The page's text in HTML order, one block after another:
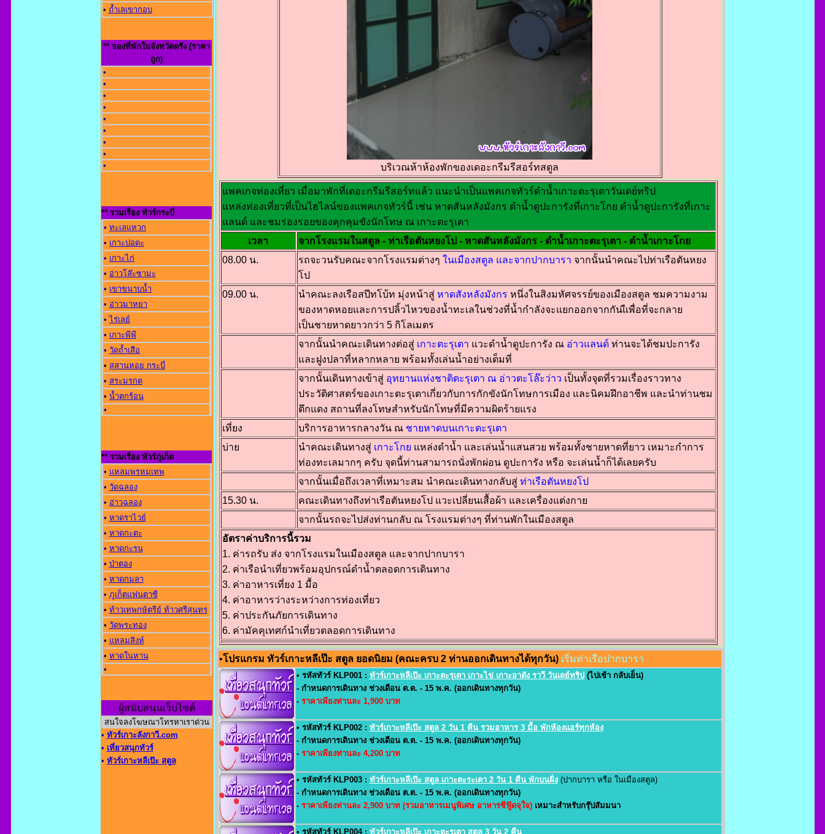
• ถ้ำเลเขากอบ
** จองที่พักในจังหวัดตรัง (ราคา
ถูก)
•
•
•
•
•
•
•
•
•
** รวมเรื่อง ทัวร์กระบี่
• ทะเลแหวก
• เกาะปอดะ
• เกาะไก่
• อ่าวโล๊ะซามะ
• เขาขนาบน้ำ
• อ่าวมาหยา
• ไร่เลย์
• เกาะพีพี
• วัดถ้ำเสือ
• สุสานหอย กระบี่
• สระมรกต
• น้ำตกร้อน
•
** รวมเรื่อง ทัวร์ภูเก็ต
• แหลมพรหมเทพ
• วัดฉลอง
• อ่าวฉลอง
• หาดราไวย์
• หาดกะตะ
• หาดกะรน
• ป่าตอง
• หาดกมลา
• ภูเก็ตแฟนตาซี
• ท้าวเทพกษัตรีย์ ท้าวศรีสุนทร
• วัดพระทอง
• แหลมสิงห์
• หาดในหาน
•
ผู้สนับสนุนเว็บไซต์
สนใจลงโฆษณาโทรหาเราด่วน
• ทัวร์เกาะลังกาวี.com
• เที่ยวสนุกทัวร์
• ทัวร์เกาะหลีเป๊ะ สตูล
บริเวณห้าห้องพักของเดอะกรีมรีสอร์ทสตูล
แพคเกจท่องเที่ยว เมื่อมาพักที่เดอะกรีมรีสอร์ทแล้ว แนะนำเป็นแพคเกจทัวร์ดำน้ำเกาะตะรุเตาวันเดย์ทริป
แหล่งท่องเที่ยวที่เป็นไฮไลน์ของแพคเกจทัวร์นี้ เช่น หาดสันหลังมังกร ดำน้ำดูปะการังที่เกาะโกย ดำน้ำดูปะการังที่เกาะ
แลนด์ และชมร่องรอยของคุกคุมขังนักโทษ ณ เกาะตะรุเตา
เวลา
จากโรงแรมในสตูล - ท่าเรือตันหยงโป - หาดสันหลังมังกร - ดำน้ำเกาะตะรุเตา - ดำน้ำเกาะโกย
08.00 น.
รถจะวนรับคณะจากโรงแรมต่างๆ ในเมืองสตูล และจากปากบารา จากนั้นนำคณะไปท่าเรือตันหยง
โป
09.00 น.
นำคณะลงเรือสปีทโบ้ท มุ่งหน้าสู่ หาดสังหลังมังกร หนึ่งในสิงมหัศจรรย์ของเมืองสตูล ชมความงาม
ของหาดหอยและการปลิ้วไหวของน้ำทะเลในช่วงที่น้ำกำลังจะแยกออกจากกันเืเพื่อที่จะกลาย
เป็นชายหาดยาวกว่า 5 กิโลเมตร
จากนั้นนำคณะเดินทางต่อสู่ เกาะตะรุเตา แวะดำน้ำดูปะการัง ณ อ่าวแลนด์ ท่านจะได้ชมปะการัง
และฝูงปลาที่หลากหลาย พร้อมทั้งเล่นน้ำอย่างเต็มที่
จากนั้นเดินทางเข้าสู่ อุทยานแห่งชาติตะรุเตา ณ อ่าวตะโล๊ะว่าว เป็นทั้งจุดที่รวมเรื่องราวทาง
ประวัติศาสตร์ของเกาะตะรุเตาเกี่ยวกับการกักขังนักโทษการเมือง และนิคมฝึกอาชีพ และนำท่านชม
ตึกแดง สถานที่ลงโทษสำหรับนักโทษที่มีความผิดร้ายแรง
เที่ยง
บริการอาหารกลางวัน ณ ชายหาดบนเกาะตะรุเตา
บ่าย
นำคณะเดินทางสู่ เกาะโกย แหล่งดำน้ำ และเล่นน้ำแสนสวย พร้อมทั้งชายหาดที่ยาว เหมาะกำการ
ท่องทะเลมากๆ ครับ จุดนี้ท่านสามารถนั่งพักผ่อน ดูปะการัง หรือ จะเล่นน้ำก็ได้เลยครับ
จากนั้นเมื่อถึงเวลาที่เหมาะสม นำคณะเดินทางกลับสู่ ท่าเรือตันหยงโป
15.30 น.
คณะเดินทางถึงท่าเรือตันหยงโป แวะเปลี่ยนเสื้อผ้า และเครื่องแต่งกาย
จากนั้นรถจะไปส่งท่านกลับ ณ โรงแรมต่างๆ ที่ท่านพักในเมืองสตูล
อัตราค่าบริการนี้รวม
1. ค่ารถรับ ส่ง จากโรงแรมในเมืองสตูล และจากปากบารา
2. ค่าเรือนำเที่ยวพร้อมอุปกรณ์ดำน้ำตลอดการเดินทาง
3. ค่าอาหารเที่ยง 1 มื้อ
4. ค่าอาหารว่างระหว่างการท่องเที่ยว
5. ค่าประกันภัยการเดินทาง
6. ค่ามัคคุเทศก์นำเที่ยวตลอดการเดินทาง
•โปรแกรม ทัวร์เกาะหลีเป๊ะ สตูล ยอดนิยม (คณะครบ 2 ท่านออกเดินทางได้ทุกวัน) เริ่มท่าเรือปากบารา
• รหัสทัวร์ KLP001 : ทัวร์เกาะหลีเป๊ะ เกาะตะรุเตา เกาะไข่ เกาะอาดัง ราวี วันเดย์ทริป (ไปเช้า กลับเย็น)
- กำหนดการเดินทาง ช่วงเดือน ต.ต. - 15 พ.ค. (ออกเดินทางทุกวัน)
- ราคาเพียงท่านละ 1,900 บาท
• รหัสทัวร์ KLP002 : ทัวร์เกาะหลีเป๊ะ สตูล 2 วัน 1 คืน รวมอาหาร 3 มื้อ พักห้องแอร์ทุกห้อง
- กำหนดการเดินทาง ช่วงเดือน ต.ต. - 15 พ.ค. (ออกเดินทางทุกวัน)
- ราคาเพียงท่านละ 4,200 บาท
• รหัสทัวร์ KLP003 : ทัวร์เกาะหลีเป๊ะ สตูล เกาะตะระเตา 2 วัน 1 คืน พักบนฝั่ง(ปากบารา หรือ ในเมืองสตูล)
- กำหนดการเดินทาง ช่วงเดือน ต.ต. - 15 พ.ค. (ออกเดินทางทุกวัน)
- ราคาเพียงท่านละ 2,900 บาท (รวมอาหารเมนูพิเศษ อาหารซีฟู๊ดจุใจ)เหมาะสำหรับกรุ๊ปสัมมนา
• รหัสทัวร์ KLP004 : ทัวร์เกาะหลีเป๊ะ เกาะตะรุเตา สตูล 3 วัน 2 คืน